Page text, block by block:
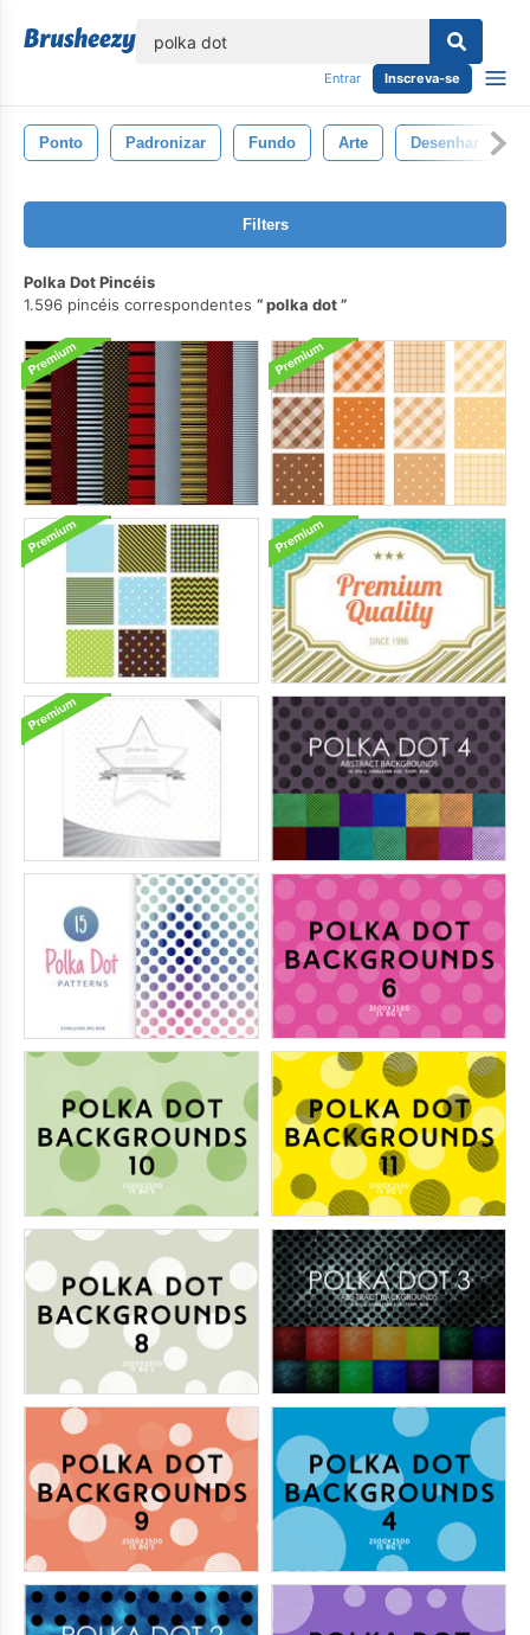
Entrar Inscreva-se
Ponto Padronizar Fundo Arte Desenhar
Filters
Polka Dot Pincéis
1.596 pincéis correspondentes
polka dot